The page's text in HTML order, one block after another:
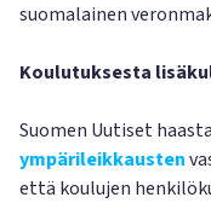
suomalainen
Koulutuksesta
Suomen Uutiset
ympärileikkausten
että koulujen